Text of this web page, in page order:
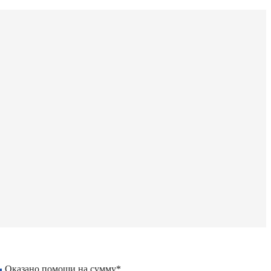
Оказано помощи на сумму*